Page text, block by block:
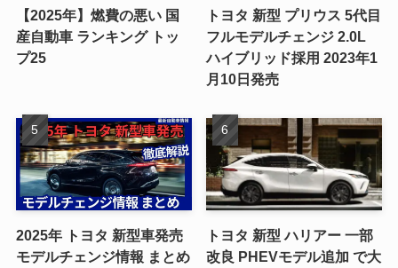
【2025年】燃費の悪い 国
産自動車 ランキング トッ
プ25
トヨタ 新型 プリウス 5代目
フルモデルチェンジ 2.0L
ハイブリッド採用 2023年1
月10日発売
2025年 トヨタ 新型車発売
モデルチェンジ情報 まとめ
トヨタ 新型 ハリアー 一部
改良 PHEVモデル追加 で大